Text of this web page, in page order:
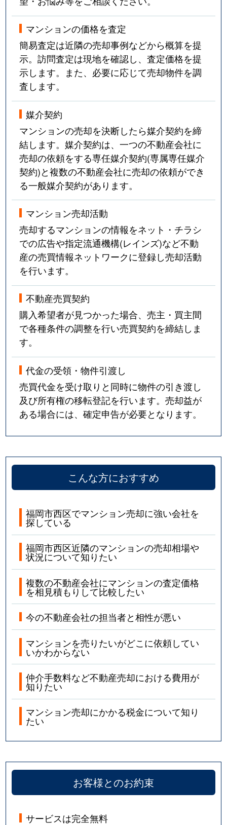
マンションの価格を査定
簡易査定は近隣の売却事例などから概算を提
示。訪問査定は現地を確認し、査定価格を提
示します。また、必要に応じて売却物件を調
査します。
媒介契約
マンションの売却を決断したら媒介契約を締
結します。媒介契約は、一つの不動産会社に
売却の依頼をする専任媒介契約(専属専任媒介
契約)と複数の不動産会社に売却の依頼ができ
る一般媒介契約があります。
マンション売却活動
売却するマンションの情報をネット・チラシ
での広告や指定流通機構(レインズ)など不動
産の売買情報ネットワークに登録し売却活動
を行います。
不動産売買契約
購入希望者が見つかった場合、売主・買主間
で各種条件の調整を行い売買契約を締結しま
す。
代金の受領・物件引渡し
売買代金を受け取りと同時に物件の引き渡し
及び所有権の移転登記を行います。売却益が
ある場合には、確定申告が必要となります。
こんな方におすすめ
福岡市西区でマンション売却に強い会社を
探している
福岡市西区近隣のマンションの売却相場や
状況について知りたい
複数の不動産会社にマンションの査定価格
を相見積もりして比較したい
今の不動産会社の担当者と相性が悪い
マンションを売りたいがどこに依頼してい
いかわからない
仲介手数料など不動産売却における費用が
知りたい
マンション売却にかかる税金について知り
たい
お客様とのお約束
サービスは完全無料